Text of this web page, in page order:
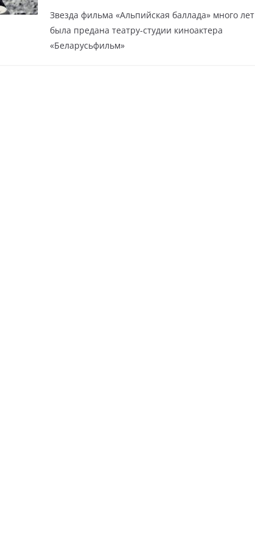
Звезда фильма «Альпийская баллада» много лет
была предана театру-студии киноактера
«Беларусьфильм»